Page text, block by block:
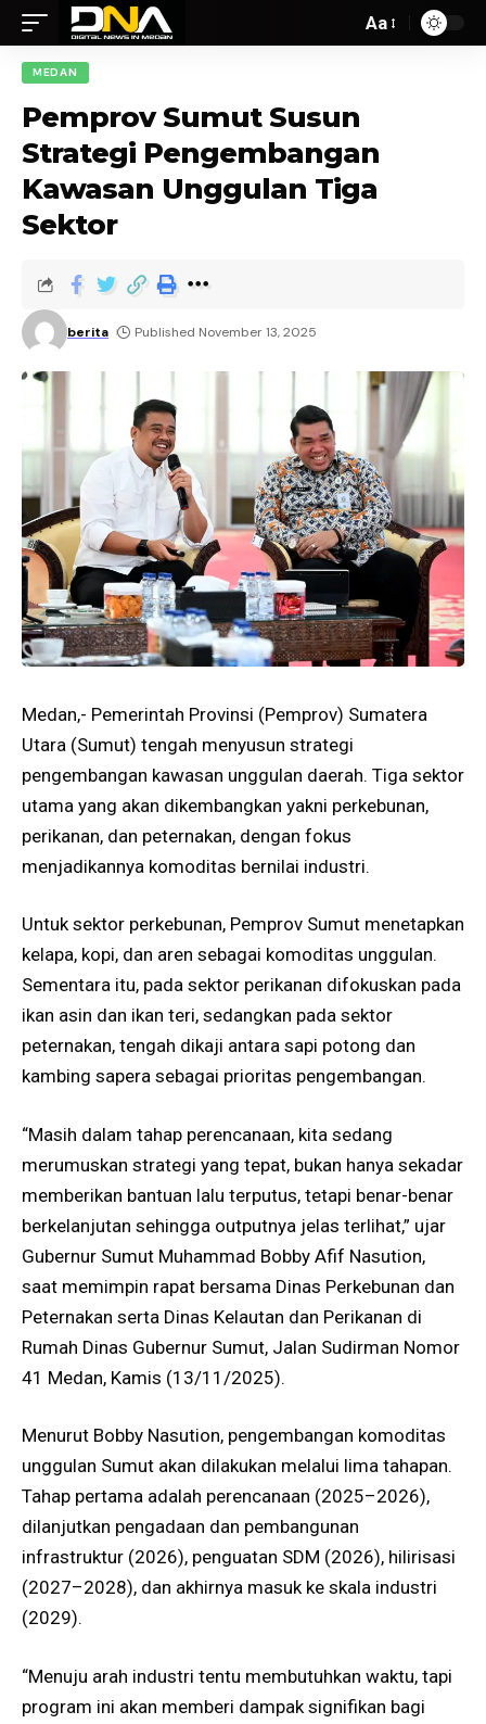
Aa
MEDAN
Pemprov Sumut Susun
Strategi Pengembangan
Kawasan Unggulan Tiga
Sektor
berita Published November 13, 2025
Medan,- Pemerintah Provinsi (Pemprov) Sumatera
Utara (Sumut) tengah menyusun strategi
pengembangan kawasan unggulan daerah. Tiga sektor
utama yang akan dikembangkan yakni perkebunan,
perikanan, dan peternakan, dengan fokus
menjadikannya komoditas bernilai industri.
Untuk sektor perkebunan, Pemprov Sumut menetapkan
kelapa, kopi, dan aren sebagai komoditas unggulan.
Sementara itu, pada sektor perikanan difokuskan pada
ikan asin dan ikan teri, sedangkan pada sektor
peternakan, tengah dikaji antara sapi potong dan
kambing sapera sebagai prioritas pengembangan.
“Masih dalam tahap perencanaan, kita sedang
merumuskan strategi yang tepat, bukan hanya sekadar
memberikan bantuan lalu terputus, tetapi benar-benar
berkelanjutan sehingga outputnya jelas terlihat,” ujar
Gubernur Sumut Muhammad Bobby Afif Nasution,
saat memimpin rapat bersama Dinas Perkebunan dan
Peternakan serta Dinas Kelautan dan Perikanan di
Rumah Dinas Gubernur Sumut, Jalan Sudirman Nomor
41 Medan, Kamis (13/11/2025).
Menurut Bobby Nasution, pengembangan komoditas
unggulan Sumut akan dilakukan melalui lima tahapan.
Tahap pertama adalah perencanaan (2025–2026),
dilanjutkan pengadaan dan pembangunan
infrastruktur (2026), penguatan SDM (2026), hilirisasi
(2027–2028), dan akhirnya masuk ke skala industri
(2029).
“Menuju arah industri tentu membutuhkan waktu, tapi
program ini akan memberi dampak signifikan bagi